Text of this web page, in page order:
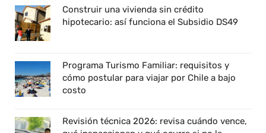
Construir una vivienda sin crédito
hipotecario: así funciona el Subsidio DS49
Programa Turismo Familiar: requisitos y
cómo postular para viajar por Chile a bajo
costo
Revisión técnica 2026: revisa cuándo vence,